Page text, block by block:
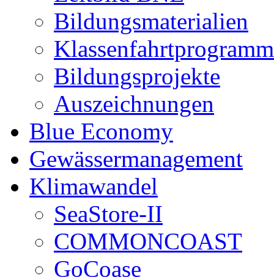
Bildungsmaterialien
Klassenfahrtprogramm
Bildungsprojekte
Auszeichnungen
Blue Economy
Gewässermanagement
Klimawandel
SeaStore-II
COMMONCOAST
GoCoase